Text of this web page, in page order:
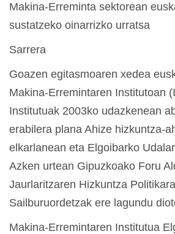
Makina-Erreminta sektorean
sustatzeko oinarrizko urratsa
Sarrera
Goazen egitasmoaren xedea
Makina-Erremintaren Institutoan
Institutuak 2003ko udazkenean
erabilera plana Ahize hizkuntza-
elkarlanean eta Elgoibarko
Azken urtean Gipuzkoako Foru
Jaurlaritzaren Hizkuntza
Sailburuordetzak ere lagundu
Makina-Erremintaren Institutua